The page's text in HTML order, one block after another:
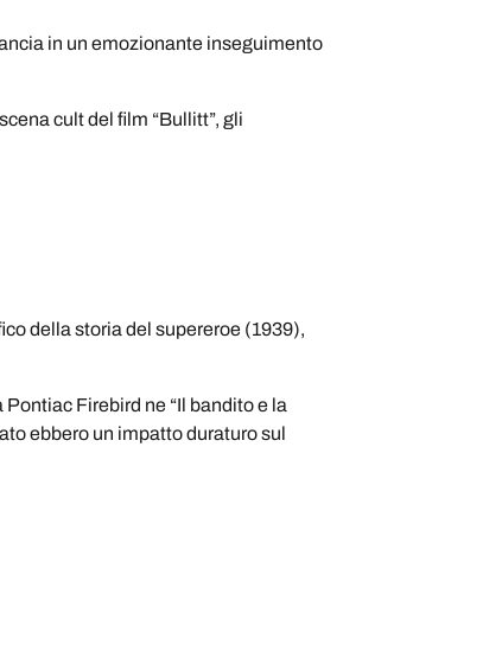
in un emozionante inseguimento
cult del film “Bullitt”, gli
della storia del supereroe (1939),
Firebird ne “Il bandito e la
ebbero un impatto duraturo sul